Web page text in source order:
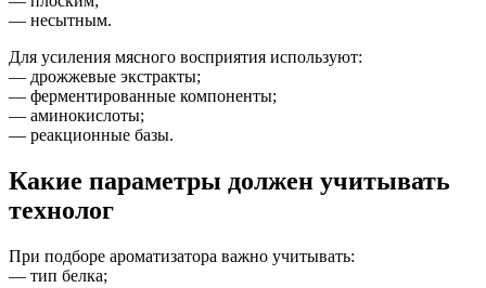
— несытным.
Для усиления мясного восприятия используют:
— дрожжевые экстракты;
— ферментированные компоненты;
— аминокислоты;
— реакционные базы.
Какие параметры должен учитывать
технолог
При подборе ароматизатора важно учитывать:
— тип белка;